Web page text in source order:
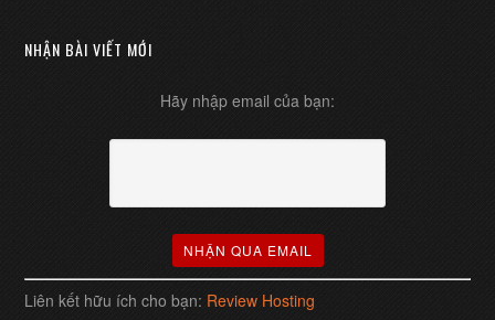
NHẬN BÀI VIẾT MỚI
Hãy nhập email của bạn:
Liên kết hữu ích cho bạn: Review Hosting